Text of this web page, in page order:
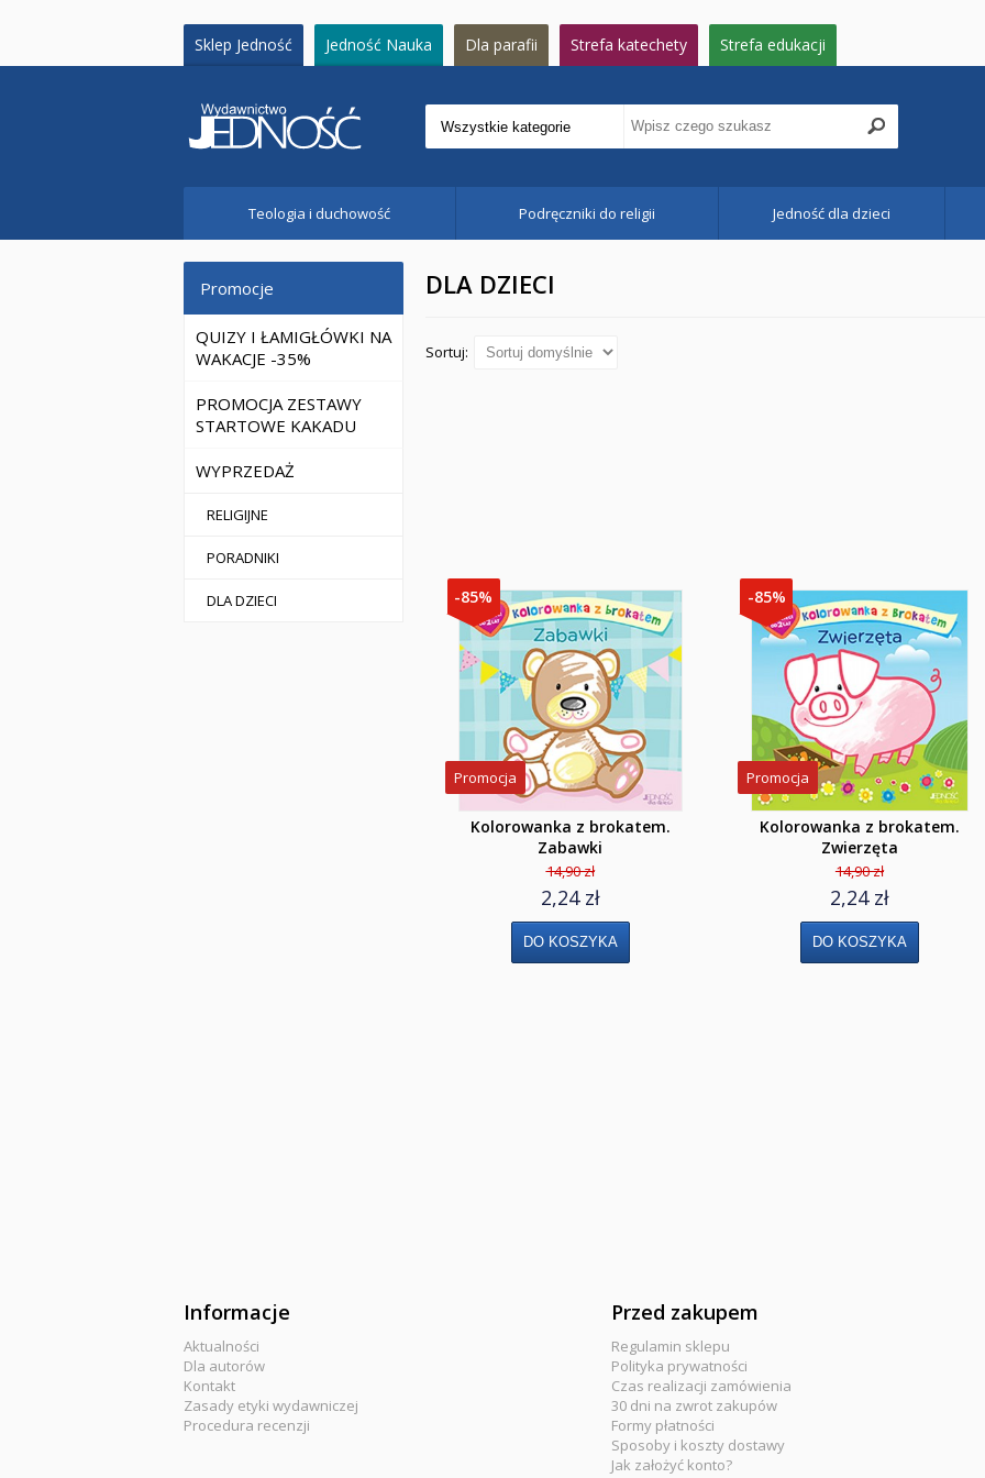
Sklep Jedność Jedność Nauka Dla parafii Strefa katechety Strefa edukacji
Teologia i duchowość Podręczniki do religii Jedność dla dzieci
Promocje
QUIZY I ŁAMIGŁÓWKI NA
WAKACJE -35%
PROMOCJA ZESTAWY
STARTOWE KAKADU
WYPRZEDAŻ
RELIGIJNE
PORADNIKI
DLA DZIECI
DLA DZIECI
Sortuj:
-85%
Promocja
Kolorowanka z brokatem.
Zabawki
14,90 zł
2,24 zł
-85%
Promocja
Kolorowanka z brokatem.
Zwierzęta
14,90 zł
2,24 zł
Informacje
Aktualności
Dla autorów
Kontakt
Zasady etyki wydawniczej
Procedura recenzji
Przed zakupem
Regulamin sklepu
Polityka prywatności
Czas realizacji zamówienia
30 dni na zwrot zakupów
Formy płatności
Sposoby i koszty dostawy
Jak założyć konto?